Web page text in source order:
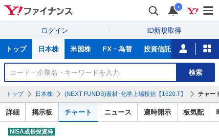
i
ログイン ID新規取得
サ
トップ 日本株 米国株 FX・為替 投資信託 ニュース
銘
検
索
検索
トップ 日本株 (NEXT FUNDS)素材･化学上場投信【1620.T】 チャー
詳細 掲示板 チャート ニュース 適時開示 板気配
NISA成長投資枠